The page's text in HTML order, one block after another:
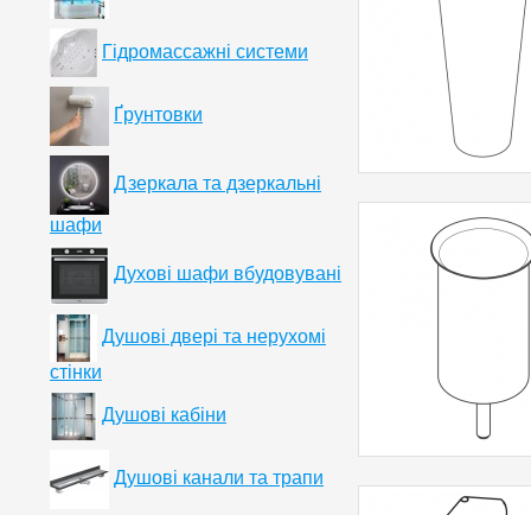
Гідромассажні системи
Ґрунтовки
Дзеркала та дзеркальні
шафи
Духові шафи вбудовувані
Душові двері та нерухомі
стінки
Душові кабіни
Душові канали та трапи